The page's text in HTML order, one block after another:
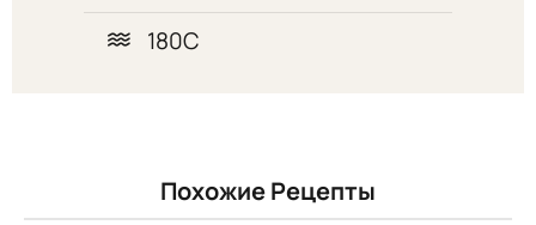
180С
Похожие Рецепты